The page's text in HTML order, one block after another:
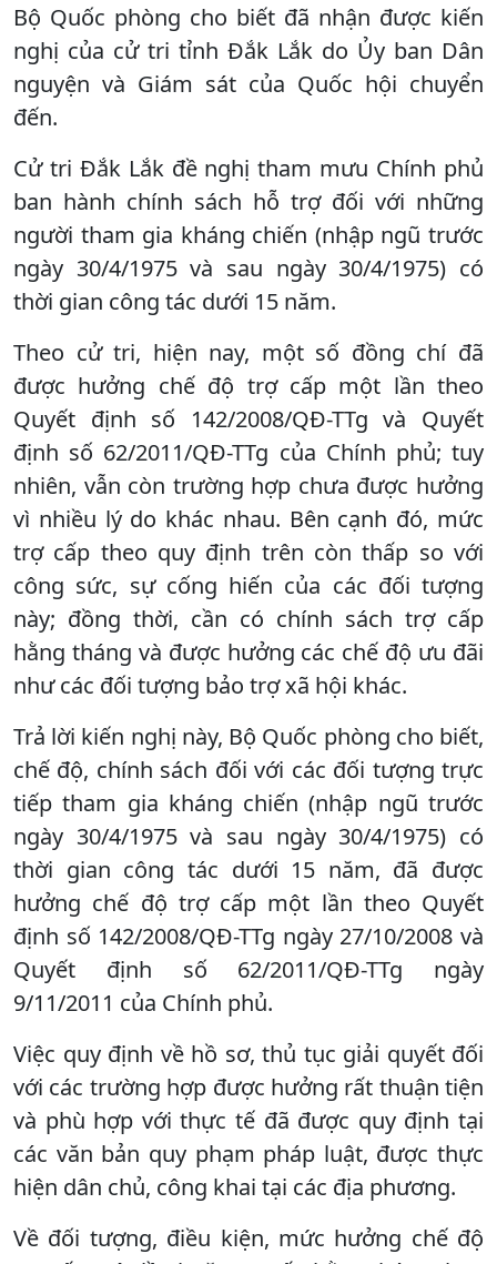
Bộ Quốc phòng cho biết đã nhận được kiến
nghị của cử tri tỉnh Đắk Lắk do Ủy ban Dân
nguyện và Giám sát của Quốc hội chuyển
đến.
Cử tri Đắk Lắk đề nghị tham mưu Chính phủ
ban hành chính sách hỗ trợ đối với những
người tham gia kháng chiến (nhập ngũ trước
ngày 30/4/1975 và sau ngày 30/4/1975) có
thời gian công tác dưới 15 năm.
Theo cử tri, hiện nay, một số đồng chí đã
được hưởng chế độ trợ cấp một lần theo
Quyết định số 142/2008/QĐ-TTg và Quyết
định số 62/2011/QĐ-TTg của Chính phủ; tuy
nhiên, vẫn còn trường hợp chưa được hưởng
vì nhiều lý do khác nhau. Bên cạnh đó, mức
trợ cấp theo quy định trên còn thấp so với
công sức, sự cống hiến của các đối tượng
này; đồng thời, cần có chính sách trợ cấp
hằng tháng và được hưởng các chế độ ưu đãi
như các đối tượng bảo trợ xã hội khác.
Trả lời kiến nghị này, Bộ Quốc phòng cho biết,
chế độ, chính sách đối với các đối tượng trực
tiếp tham gia kháng chiến (nhập ngũ trước
ngày 30/4/1975 và sau ngày 30/4/1975) có
thời gian công tác dưới 15 năm, đã được
hưởng chế độ trợ cấp một lần theo Quyết
định số 142/2008/QĐ-TTg ngày 27/10/2008 và
Quyết định số 62/2011/QĐ-TTg ngày
9/11/2011 của Chính phủ.
Việc quy định về hồ sơ, thủ tục giải quyết đối
với các trường hợp được hưởng rất thuận tiện
và phù hợp với thực tế đã được quy định tại
các văn bản quy phạm pháp luật, được thực
hiện dân chủ, công khai tại các địa phương.
Về đối tượng, điều kiện, mức hưởng chế độ